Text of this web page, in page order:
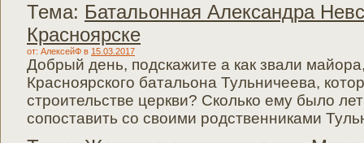
Тема: Батальонная Александра
Красноярске
от: АлексейФ в 15.03.2017
Добрый день, подскажите а как звали
Красноярского батальона Тульничеева,
строительстве церкви? Сколько ему было
сопоставить со своими родственниками